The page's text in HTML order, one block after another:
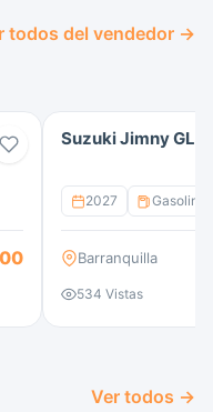
todos del vendedor →
Suzuki Jimny GLX
2027 Gasolina
Barranquilla
534 Vistas
Ver todos →